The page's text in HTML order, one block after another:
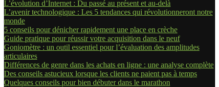
L’évolution d’Internet : Du passé au présent et au-delà
L’avenir technologique : Les 5 tendances qui révolutionneront notre
monde
5 conseils pour dénicher rapidement une place en crèche
Guide pratique pour réussir votre acquisition dans le neuf
Goniomètre : un outil essentiel pour l’évaluation des amplitudes
articulaires
Différences de genre dans les achats en ligne : une analyse complète
Des conseils astucieux lorsque les clients ne paient pas à temps
Quelques conseils pour bien débuter dans le marathon